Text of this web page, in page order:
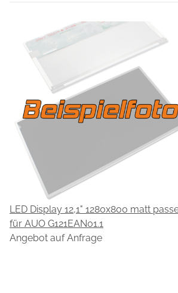
LED Display 12,1" 1280x800 matt
für AUO G121EAN01.1
Angebot auf Anfrage